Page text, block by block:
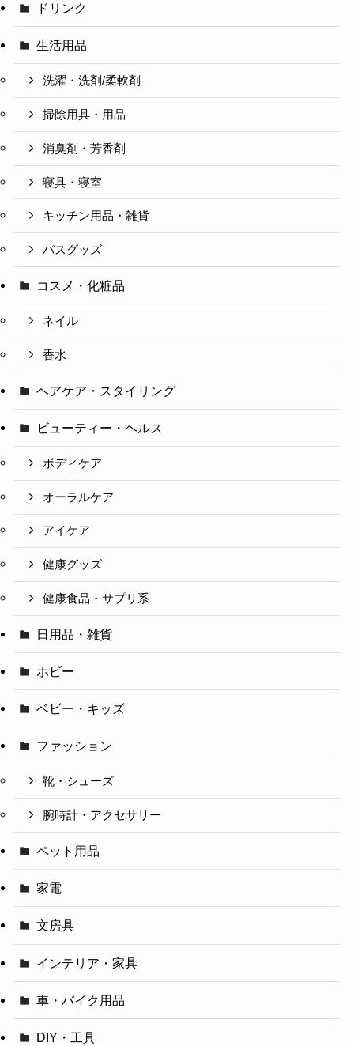
ドリンク
生活用品
洗濯・洗剤/柔軟剤
掃除用具・用品
消臭剤・芳香剤
寝具・寝室
キッチン用品・雑貨
バスグッズ
コスメ・化粧品
ネイル
香水
ヘアケア・スタイリング
ビューティー・ヘルス
ボディケア
オーラルケア
アイケア
健康グッズ
健康食品・サプリ系
日用品・雑貨
ホビー
ベビー・キッズ
ファッション
靴・シューズ
腕時計・アクセサリー
ペット用品
家電
文房具
インテリア・家具
車・バイク用品
DIY・工具